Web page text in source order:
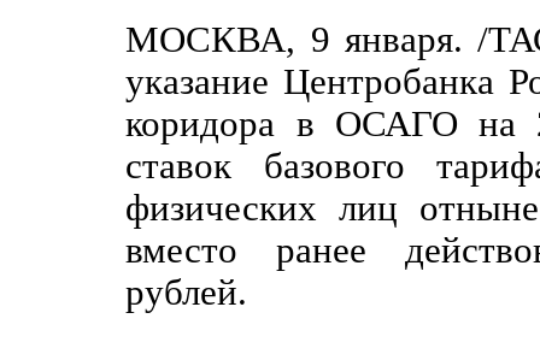
МОСКВА, 9 января. /
указание Центробанка
коридора в ОСАГО на
ставок базового
физических лиц
вместо ранее
рублей.